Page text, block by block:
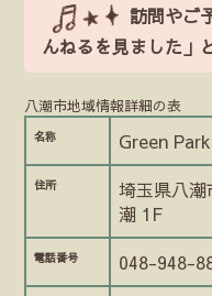
訪問やご
んねるを見ました」
八潮市地域情報詳細の表
名称 Green
住所
埼玉県八
潮 1F
電話番号 048-948-